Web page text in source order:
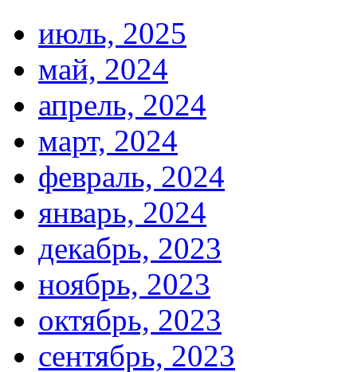
июль, 2025
май, 2024
апрель, 2024
март, 2024
февраль, 2024
январь, 2024
декабрь, 2023
ноябрь, 2023
октябрь, 2023
сентябрь, 2023